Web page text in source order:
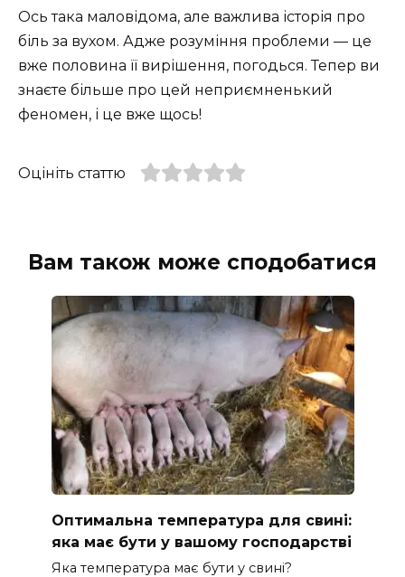
Ось така маловідома, але важлива історія про
біль за вухом. Адже розуміння проблеми — це
вже половина її вирішення, погодься. Тепер ви
знаєте більше про цей неприємненький
феномен, і це вже щось!
Оцініть статтю
Вам також може сподобатися
Оптимальна температура для свині:
яка має бути у вашому господарстві
Яка температура має бути у свині?